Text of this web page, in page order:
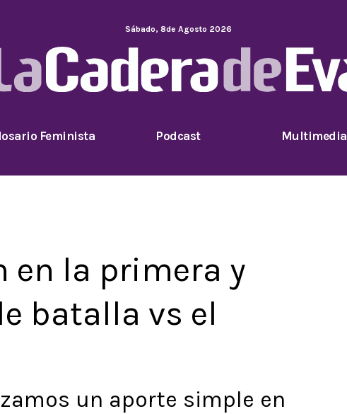
Sábado, 8de Agosto 2026
Feminista Podcast Multimedia
en la primera y
batalla vs el
un aporte simple en